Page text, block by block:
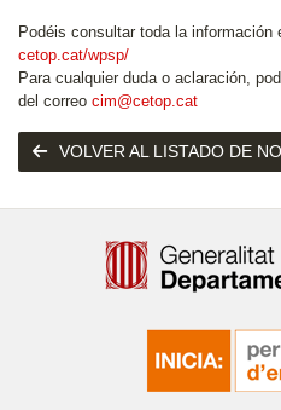
Podéis consultar toda la información
cetop.cat/wpsp/
Para cualquier duda o aclaración,
del correo cim@cetop.cat
VOLVER AL LISTADO DE